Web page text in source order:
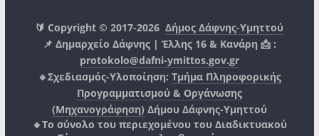
🔰 Copyright © 2017-2026Δήμος Δάφνης-Υμηττού
📌 Δημαρχείο Δάφνης | Έλλης 16 & Κανάρη 📩 :
protokolo@dafni-ymittos.gov.gr
🔹Σχεδιασμός-Υλοποίηση: Τμήμα Πληροφορικής
Προγραμματισμού & Οργάνωσης
(Μηχανογράφηση) Δήμου Δάφνης-Υμηττού
🔸Το σύνολο του περιεχομένου του Διαδικτυακού